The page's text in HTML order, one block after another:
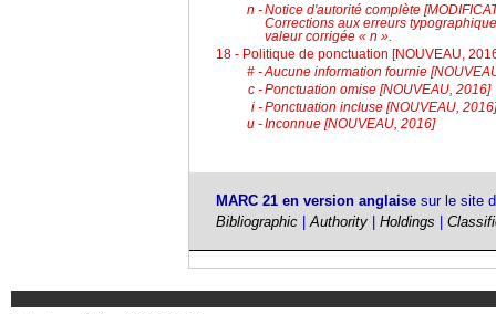
n -Notice d'autorité complète
Corrections aux erreurs
valeur corrigée « n ».
18 - Politique de ponctuation [NOUVEAU,
# -Aucune information fournie
c -Ponctuation omise [NOUVEAU, 2016]
i -Ponctuation incluse [NOUVEAU,
u -Inconnue [NOUVEAU, 2016]
MARC 21 en version anglaisesur le site
Bibliographic|Authority| Holdings